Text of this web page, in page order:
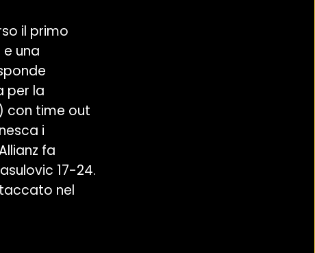
il primo
una
per la
con time out
i
fa
17-24.
nel